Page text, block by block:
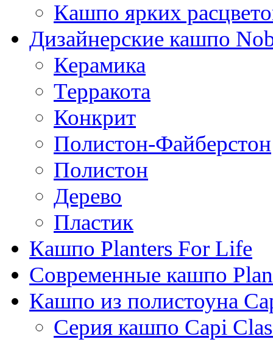
Кашпо ярких
Дизайнерские кашпо
Керамика
Терракота
Конкрит
Полистон-Файберстон
Полистон
Дерево
Пластик
Кашпо Planters For Life
Современные кашпо
Кашпо из полистоуна
Серия кашпо Capi